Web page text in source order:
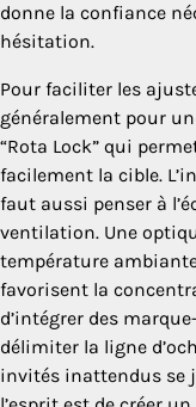
donne la confiance
hésitation.
Pour faciliter les
généralement pour
“Rota Lock” qui
facilement la cible.
faut aussi penser à
ventilation. Une
température ambiante
favorisent la
d’intégrer des
délimiter la ligne
invités inattendus se